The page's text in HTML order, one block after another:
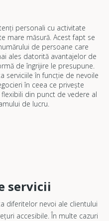
personali cu activitate
mare măsură. Acest fapt se
de persoane care
ales datorită avantajelor de
de îngrijire le presupune.
serviciile în funcție de nevoile
în ceea ce privește
din punct de vedere al
de lucru.
servicii
diferitelor nevoi ale clientului
accesibile. În multe cazuri